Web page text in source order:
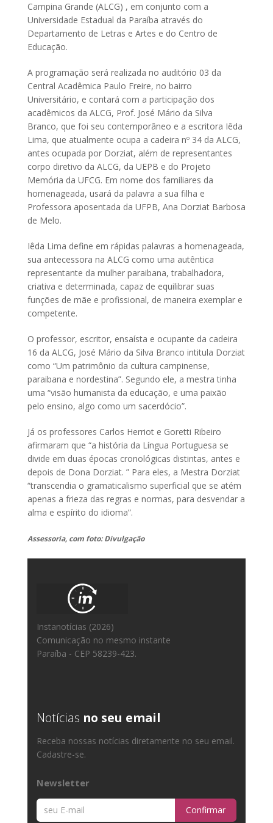
Campina Grande (ALCG) , em conjunto com a
Universidade Estadual da Paraíba através do
Departamento de Letras e Artes e do Centro de
Educação.
A programação será realizada no auditório 03 da
Central Acadêmica Paulo Freire, no bairro
Universitário, e contará com a participação dos
acadêmicos da ALCG, Prof. José Mário da Silva
Branco, que foi seu contemporâneo e a escritora Iêda
Lima, que atualmente ocupa a cadeira nº 34 da ALCG,
antes ocupada por Dorziat, além de representantes
corpo diretivo da ALCG, da UEPB e do Projeto
Memória da UFCG. Em nome dos familiares da
homenageada, usará da palavra a sua filha e
Professora aposentada da UFPB, Ana Dorziat Barbosa
de Melo.
Iêda Lima define em rápidas palavras a homenageada,
sua antecessora na ALCG como uma autêntica
representante da mulher paraibana, trabalhadora,
criativa e determinada, capaz de equilibrar suas
funções de mãe e profissional, de maneira exemplar e
competente.
O professor, escritor, ensaísta e ocupante da cadeira
16 da ALCG, José Mário da Silva Branco intitula Dorziat
como “Um patrimônio da cultura campinense,
paraibana e nordestina”. Segundo ele, a mestra tinha
uma “visão humanista da educação, e uma paixão
pelo ensino, algo como um sacerdócio”.
Já os professores Carlos Herriot e Goretti Ribeiro
afirmaram que “a história da Língua Portuguesa se
divide em duas épocas cronológicas distintas, antes e
depois de Dona Dorziat. ” Para eles, a Mestra Dorziat
“transcendia o gramaticalismo superficial que se atém
apenas a frieza das regras e normas, para desvendar a
alma e espírito do idioma”.
Assessoria, com foto: Divulgação
Instanotícias (2026)
Comunicação no mesmo instante
Paraíba - CEP 58239-423.
Notícias no seu email
Receba nossas notícias diretamente no seu email.
Cadastre-se.
Newsletter
Confirmar